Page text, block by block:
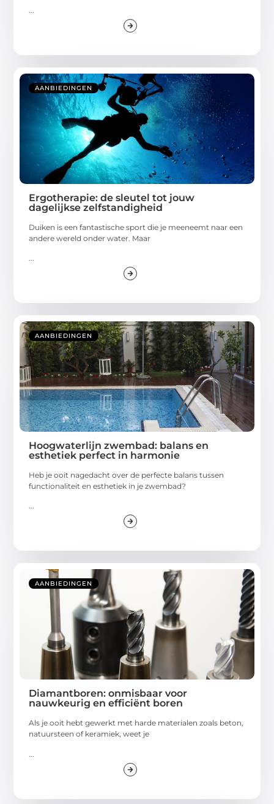
AANBIEDINGEN
Ergotherapie: de sleutel tot jouw
dagelijkse zelfstandigheid
Duiken is een fantastische sport die je meeneemt naar een
andere wereld onder water. Maar
AANBIEDINGEN
Hoogwaterlijn zwembad: balans en
esthetiek perfect in harmonie
Heb je ooit nagedacht over de perfecte balans tussen
functionaliteit en esthetiek in je zwembad?
...
AANBIEDINGEN
Diamantboren: onmisbaar voor
nauwkeurig en efficiënt boren
Als je ooit hebt gewerkt met harde materialen zoals beton,
natuursteen of keramiek, weet je